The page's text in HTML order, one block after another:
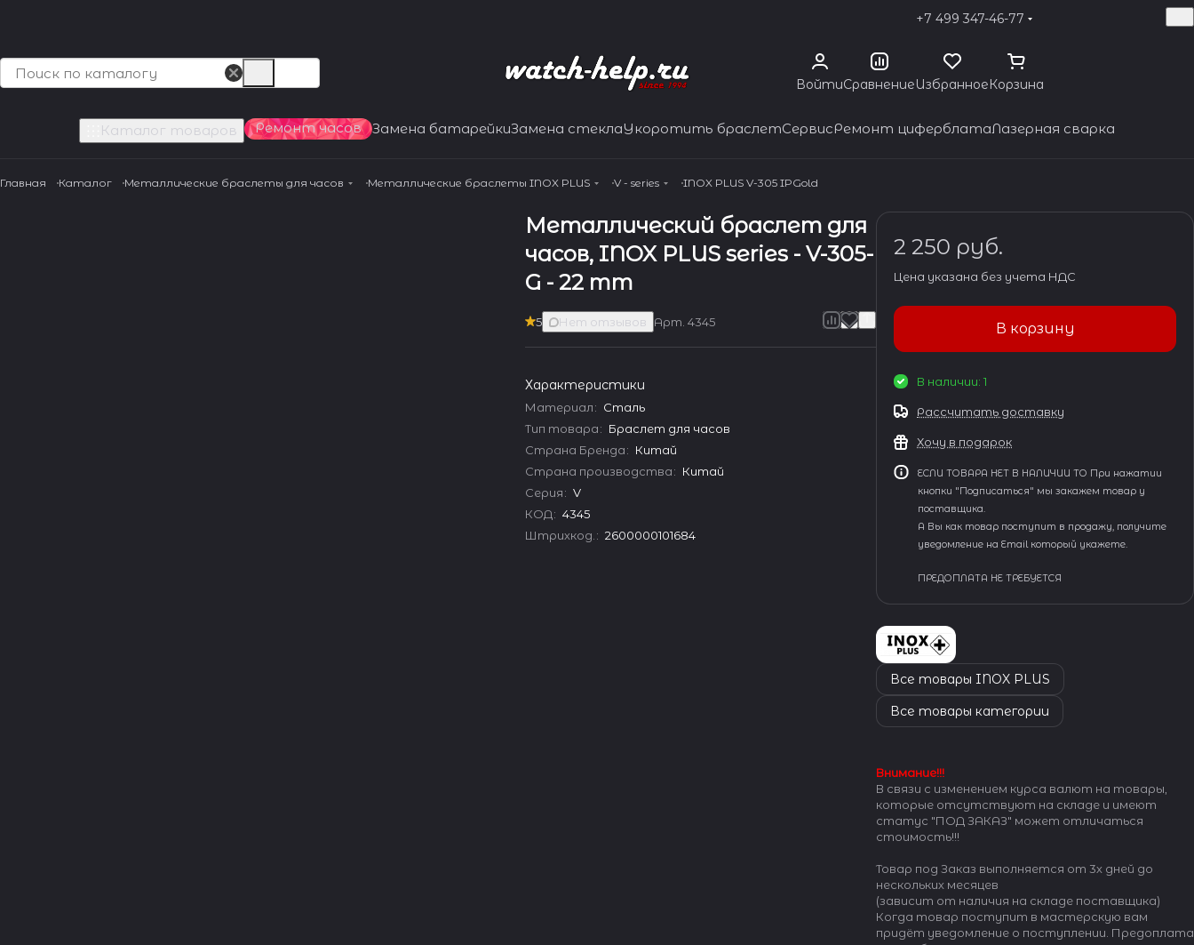
+7 499 347-46-77
ВойтиСравнениеИзбранноеКорзина
Каталог товаров Ремонт часов Замена батарейкиЗамена стеклаУкоротить браслетСервисРемонт циферблатаЛазерная сварка
Главная Каталог Металлические браслеты для часов Металлические браслеты INOX PLUS V - series INOX PLUS V-305 IPGold
Металлический браслет для
часов, INOX PLUS series - V-305-
G - 22 mm
5 Нет отзывов Арт.4345
Характеристики
Материал: Сталь
Тип товара: Браслет для часов
Страна Бренда: Китай
Страна производства: Китай
Серия: V
КОД: 4345
Штрихкод. : 2600000101684
2 250 руб.
Цена указана без учета НДС
В корзину
В наличии: 1
Рассчитать доставку
Хочу в подарок
ЕСЛИ ТОВАРА НЕТ В НАЛИЧИИ ТО При нажатии
кнопки "Подписаться" мы закажем товар у
поставщика.
А Вы как товар поступит в продажу, получите
уведомление на Email который укажете.
ПРЕДОПЛАТА НЕ ТРЕБУЕТСЯ
Все товары INOX PLUS
Все товары категории
Внимание!!!
В связи с изменением курса валют на товары,
которые отсутствуют на складе и имеют
статус "ПОД ЗАКАЗ" может отличаться
стоимость!!!
Товар под Заказ выполняется от 3х дней до
нескольких месяцев
(зависит от наличия на складе поставщика)
Когда товар поступит в мастерскую вам
придёт уведомление о поступлении. Предоплата